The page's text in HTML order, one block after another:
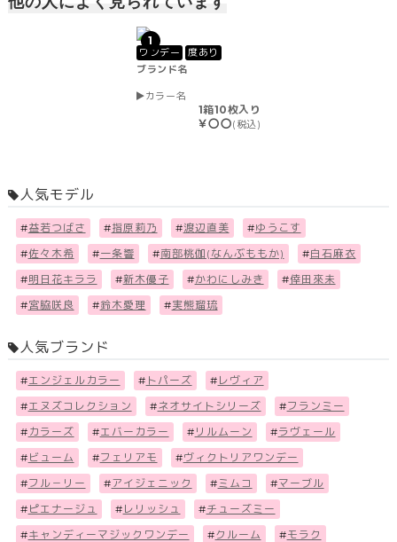
1
ワンデー
度あり
ブランド名
カラー名
1箱10枚入り
￥〇〇(税込)
人気モデル
#益若つばさ #指原莉乃 #渡辺直美 #ゆうこす
#佐々木希 #一条響 #南部桃伽(なんぶももか) #白石麻衣
#明日花キララ #新木優子 #かわにしみき #倖田來未
#宮脇咲良 #鈴木愛理 #実熊瑠琉
人気ブランド
#エンジェルカラー # トパーズ # レヴィア
#エヌズコレクション #ネオサイトシリーズ #フランミー
# カラーズ #エバーカラー # リルムーン #ラヴェール
# ビューム #フェリアモ #ヴィクトリアワンデー
#フル－リー #アイジェニック # ミムコ #マーブル
# ピエナージュ # レリッシュ #チューズミー
#キャンディーマジックワンデー #クルーム #モラク